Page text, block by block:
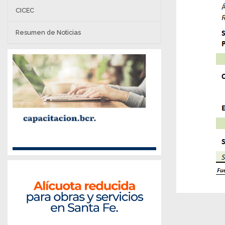
CICEC
Resumen de Noticias